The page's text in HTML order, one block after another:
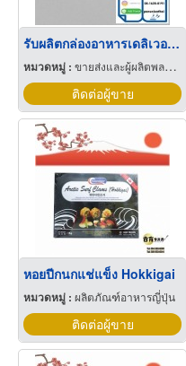
รับผลิตกล่องอาหารเดลิเวอรี่ ราคาถูก
หมวดหมู่ : ขายส่งและผู้ผลิตพลาสติกสำเร็จรูป
ติดต่อผู้ขาย
หอยปีกนกแช่แข็ง Hokkigai
หมวดหมู่ : ผลิตภัณฑ์อาหารญี่ปุ่น
ติดต่อผู้ขาย